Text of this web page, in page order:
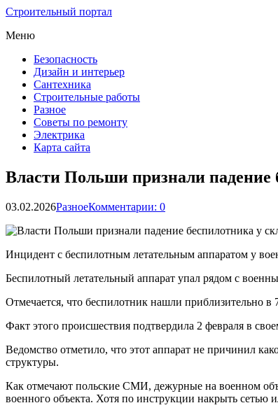
Строительный портал
Меню
Безопасность
Дизайн и интерьер
Сантехника
Строительные работы
Разное
Советы по ремонту
Электрика
Карта сайта
Власти Польши признали падение
03.02.2026РазноеКомментарии: 0
Инцидент с беспилотным летательным аппаратом у
Беспилотный летательный аппарат упал рядом с
Отмечается, что беспилотник нашли приблизительно
Факт этого происшествия подтвердила 2 февраля в
Ведомство отметило, что этот аппарат не причинил
структуры.
Как отмечают польские СМИ, дежурные на военном
военного объекта. Хотя по инструкции накрыть сетью